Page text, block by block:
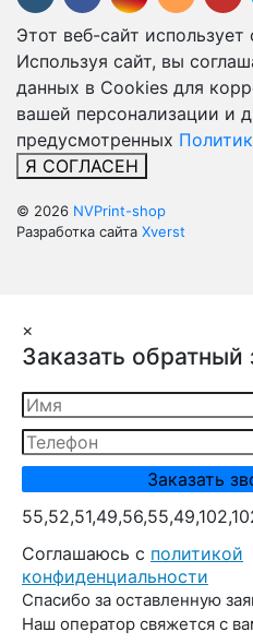
Этот веб-сайт
Используя сайт, вы
данных в Cookies для
вашей персонализации и
предусмотренных
Я СОГЛАСЕН
© 2026 NVPrint-shop
Разработка сайта Xverst
×
Заказать обратный
Cоглашаюсь с политикой
конфиденциальности
Спасибо за оставленную
Наш оператор свяжется с